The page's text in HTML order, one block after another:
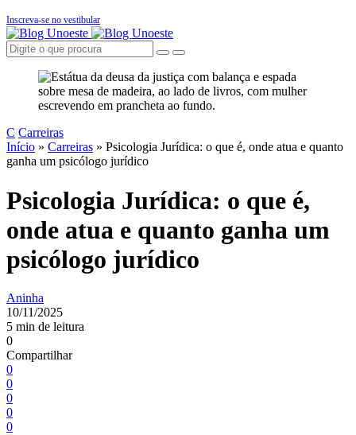
Inscreva-se no vestibular
C Carreiras
Início » Carreiras » Psicologia Jurídica: o que é, onde atua e quanto
ganha um psicólogo jurídico
Psicologia Jurídica: o que é,
onde atua e quanto ganha um
psicólogo jurídico
Aninha
10/11/2025
5 min de leitura
0
Compartilhar
0
0
0
0
0